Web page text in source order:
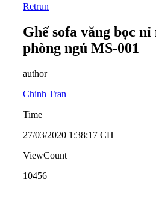
Retrun
Ghế sofa văng bọc
phòng ngủ MS-001
author
Chinh Tran
Time
27/03/2020 1:38:17 CH
ViewCount
10456